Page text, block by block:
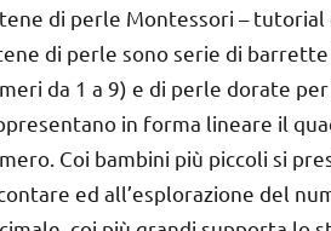
GLIdi perle Montessori –
di perle sono serie di
da 1 a 9) e di perle dorate per
in forma lineare il
Coi bambini più piccoli si
ed all’esplorazione del